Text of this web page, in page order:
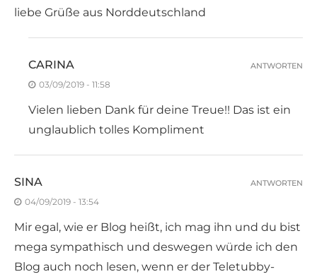
liebe Grüße aus Norddeutschland
CARINA
03/09/2019 - 11:58
Vielen lieben Dank für deine Treue!! Das ist ein
unglaublich tolles Kompliment
ANTWORTEN
SINA
04/09/2019 - 13:54
Mir egal, wie er Blog heißt, ich mag ihn und du bist
mega sympathisch und deswegen würde ich den
Blog auch noch lesen, wenn er der Teletubby-
ANTWORTEN